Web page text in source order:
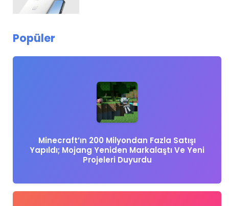
Popüler
Minecraft’ın 200 Milyondan Fazla Satışı
Yapıldı; Mojang Yeniden Markalaştı Ve Yeni
Projeleri Duyurdu